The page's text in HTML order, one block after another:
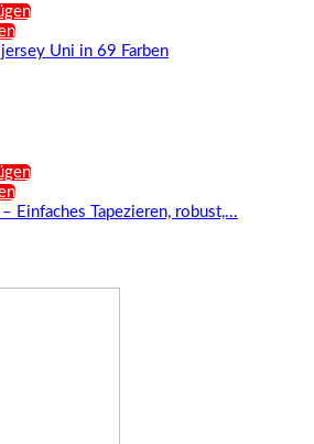
Uni in 69 Farben
Einfaches Tapezieren, robust,...